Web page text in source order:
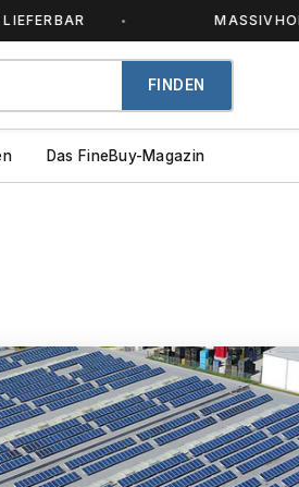
MASSIVHOLZ –
FINDEN
Das FineBuy-Magazin